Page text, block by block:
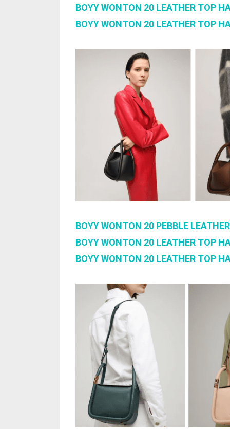
BOYY WONTON 20 LEATHER TOP
BOYY WONTON 20 LEATHER TOP
BOYY WONTON 20 PEBBLE
BOYY WONTON 20 LEATHER TOP
BOYY WONTON 20 LEATHER TOP